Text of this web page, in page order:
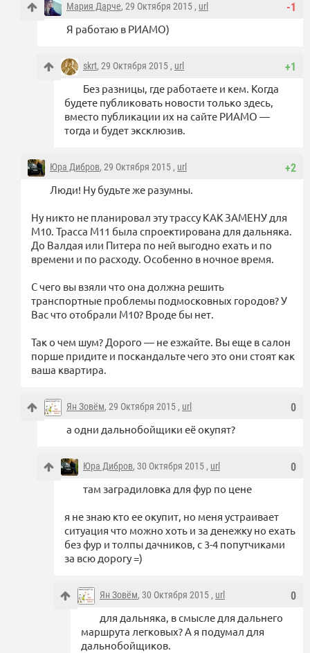
-1
Мария Дарче, 29 Октября 2015 , url
Я работаю в РИАМО)
+1
skrt, 29 Октября 2015 , url
Без разницы, где работаете и кем. Когда
будете публиковать новости только здесь,
вместо публикации их на сайте РИАМО —
тогда и будет эксклюзив.
+2
Юра Дибров, 29 Октября 2015 , url
Люди! Ну будьте же разумны.
Ну никто не планировал эту трассу КАК ЗАМЕНУ для
М10. Трасса М11 была спроектирована для дальняка.
До Валдая или Питера по ней выгодно ехать и по
времени и по расходу. Особенно в ночное время.
С чего вы взяли что она должна решить
транспортные проблемы подмосковных городов? У
Вас что отобрали М10? Вроде бы нет.
Так о чем шум? Дорого — не езжайте. Вы еще в салон
порше придите и поскандальте чего это они стоят как
ваша квартира.
0
Ян Зовём, 29 Октября 2015 , url
а одни дальнобойщики её окупят?
0
Юра Дибров, 30 Октября 2015 , url
там заградиловка для фур по цене
я не знаю кто ее окупит, но меня устраивает
ситуация что можно хоть и за денежку но ехать
без фур и толпы дачников, с 3-4 попутчиками
за всю дорогу =)
0
Ян Зовём, 30 Октября 2015 , url
для дальняка, в смысле для дальнего
маршрута легковых? А я подумал для
дальнобойщиков.